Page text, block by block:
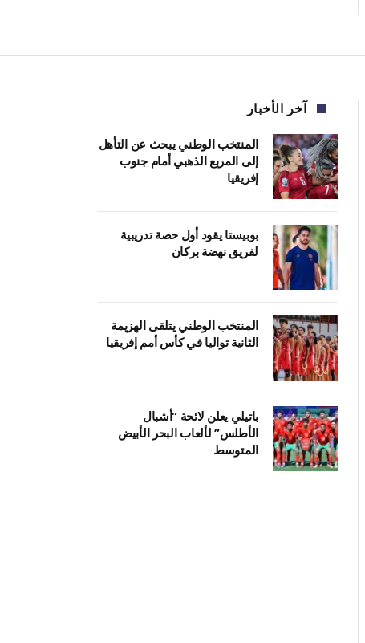
آخر الأخبار
المنتخب الوطني يبحث عن التأهل
إلى المربع الذهبي أمام جنوب
إفريقيا
بوبيستا يقود أول حصة تدريبية
لفريق نهضة بركان
المنتخب الوطني يتلقى الهزيمة
الثانية تواليا في كأس أمم إفريقيا
باتيلي يعلن لائحة “أشبال
الأطلس” لألعاب البحر الأبيض
المتوسط